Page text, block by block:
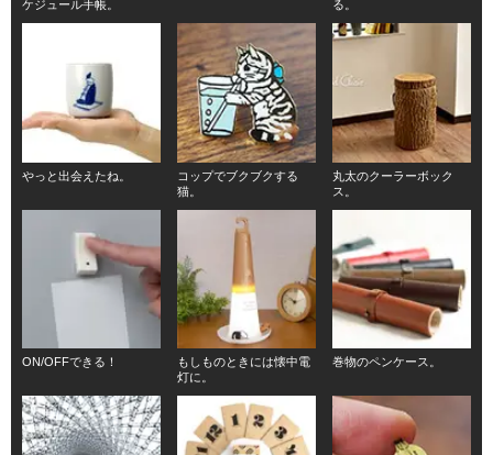
ケジュール手帳。 る。
やっと出会えたね。
コップでブクブクする
猫。
丸太のクーラーボック
ス。
ON/OFFできる！
もしものときには懐中電
灯に。
巻物のペンケース。